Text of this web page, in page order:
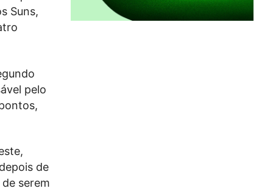
Suns,
pelo
de
serem